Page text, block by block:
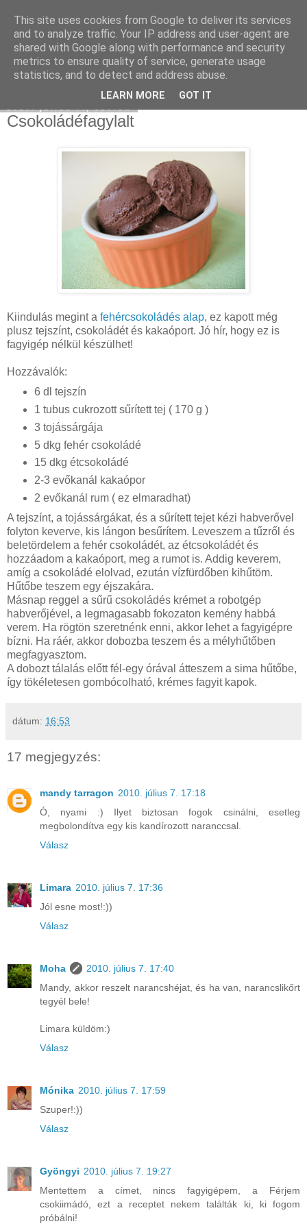
Moha Konyha
Csokoládéfagylalt
Kiindulás megint a fehércsokoládés alap, ez kapott még
plusz tejszínt, csokoládét és kakaóport. Jó hír, hogy ez is
fagyigép nélkül készülhet!
Hozzávalók:
6 dl tejszín
1 tubus cukrozott sűrített tej ( 170 g )
3 tojássárgája
5 dkg fehér csokoládé
15 dkg étcsokoládé
2-3 evőkanál kakaópor
2 evőkanál rum ( ez elmaradhat)
A tejszínt, a tojássárgákat, és a sűrített tejet kézi habverővel
folyton keverve, kis lángon besűrítem. Leveszem a tűzről és
beletördelem a fehér csokoládét, az étcsokoládét és
hozzáadom a kakaóport, meg a rumot is. Addig keverem,
amíg a csokoládé elolvad, ezután vízfürdőben kihűtöm.
Hűtőbe teszem egy éjszakára.
Másnap reggel a sűrű csokoládés krémet a robotgép
habverőjével, a legmagasabb fokozaton kemény habbá
verem. Ha rögtön szeretnénk enni, akkor lehet a fagyigépre
bízni. Ha ráér, akkor dobozba teszem és a mélyhűtőben
megfagyasztom.
A dobozt tálalás előtt fél-egy órával átteszem a sima hűtőbe,
így tökéletesen gombócolható, krémes fagyit kapok.
dátum: 16:53
17 megjegyzés:
mandy tarragon 2010. július 7. 17:18
Ó, nyami :) Ilyet biztosan fogok csinálni, esetleg
megbolondítva egy kis kandírozott naranccsal.
Válasz
Limara 2010. július 7. 17:36
Jól esne most!:))
Válasz
Moha
2010. július 7. 17:40
Mandy, akkor reszelt narancshéjat, és ha van, narancslikőrt
tegyél bele!
Limara küldöm:)
Válasz
Mónika 2010. július 7. 17:59
Szuper!:))
Válasz
Gyöngyi 2010. július 7. 19:27
Mentettem a címet, nincs fagyigépem, a Férjem
csokiimádó, ezt a receptet nekem találták ki, ki fogom
próbálni!
This site uses cookies from Google to deliver its services
and to analyze traffic. Your IP address and user-agent are
shared with Google along with performance and security
metrics to ensure quality of service, generate usage
statistics, and to detect and address abuse.
LEARN MORE GOT IT